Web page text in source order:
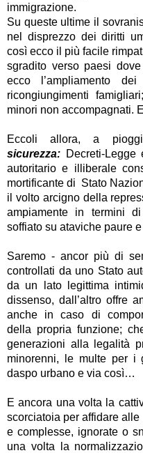
immigrazione.
Su queste ultime il
nel disprezzo dei diritti
così ecco il più facile
sgradito verso paesi
ecco l’ampliamento
ricongiungimenti
minori non accompagnati.
Eccoli allora, a
sicurezza: Decreti-
autoritario e illiberale
mortificante di Stato
il volto arcigno della
ampiamente in termini
soffiato su ataviche paure
Saremo - ancor più di
controllati da uno Stato
da un lato legittima
dissenso, dall’altro offre
anche in caso di
della propria funzione;
generazioni alla legalità
minorenni, le multe per i
daspo urbano e via così…
E ancora una volta la
scorciatoia per affidare
e complesse, ignorate o
una volta la